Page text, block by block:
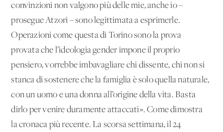
convinzioni non valgono più delle mie, anche io –
prosegue Atzori – sono legittimata a esprimerle.
Operazioni come questa di Torino sono la prova
provata che l’ideologia gender impone il proprio
pensiero, vorrebbe imbavagliare chi dissente, chi non si
stanca di sostenere che la famiglia è solo quella naturale,
con un uomo e una donna all’origine della vita. Basta
dirlo per venire duramente attaccati». Come dimostra
la cronaca più recente. La scorsa settimana, il 24